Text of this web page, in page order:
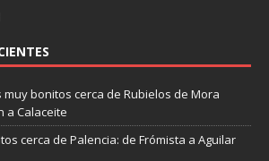
muy bonitos cerca de Rubielos de Mora
a Calaceite
cerca de Palencia: de Frómista a Aguilar